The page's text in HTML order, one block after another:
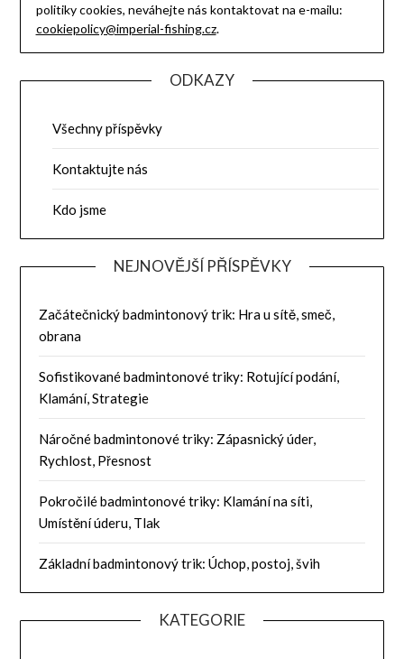
politiky cookies, neváhejte nás kontaktovat na e-mailu:
cookiepolicy@imperial-fishing.cz.
ODKAZY
Všechny příspěvky
Kontaktujte nás
Kdo jsme
NEJNOVĚJŠÍ PŘÍSPĚVKY
Začátečnický badmintonový trik: Hra u sítě, smeč,
obrana
Sofistikované badmintonové triky: Rotující podání,
Klamání, Strategie
Náročné badmintonové triky: Zápasnický úder,
Rychlost, Přesnost
Pokročilé badmintonové triky: Klamání na síti,
Umístění úderu, Tlak
Základní badmintonový trik: Úchop, postoj, švih
KATEGORIE